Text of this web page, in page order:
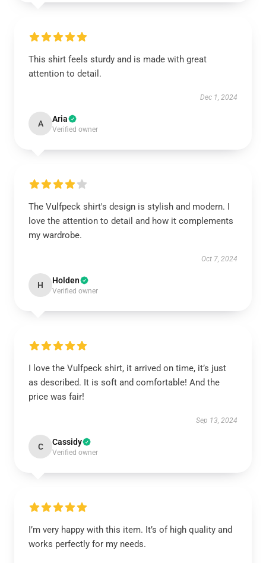
This shirt feels sturdy and is made with great
attention to detail.
Dec 1, 2024
A Aria
Verified owner
The Vulfpeck shirt's design is stylish and modern. I
love the attention to detail and how it complements
my wardrobe.
Oct 7, 2024
H Holden
Verified owner
I love the Vulfpeck shirt, it arrived on time, it’s just
as described. It is soft and comfortable! And the
price was fair!
Sep 13, 2024
C Cassidy
Verified owner
I’m very happy with this item. It’s of high quality and
works perfectly for my needs.